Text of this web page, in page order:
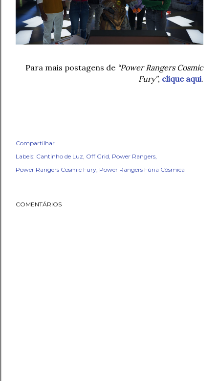
Para mais postagens de “Power Rangers Cosmic
Fury”, clique aqui.
Compartilhar
Labels: Cantinho de Luz Off Grid Power Rangers
Power Rangers Cosmic Fury Power Rangers Fúria Cósmica
COMENTÁRIOS